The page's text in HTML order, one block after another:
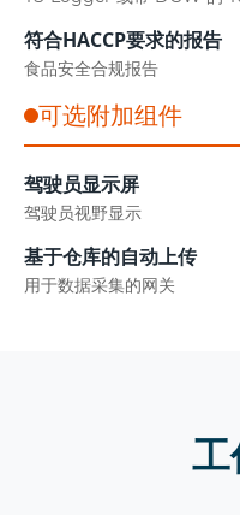
符合HACCP要求的报告
食品安全合规报告
可选附加组件
驾驶员显示屏
驾驶员视野显示
基于仓库的自动上传
用于数据采集的网关